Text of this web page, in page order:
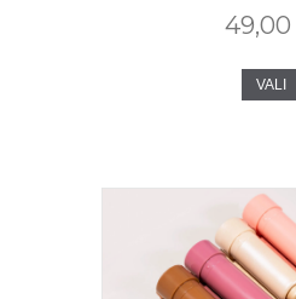
49,00
VALI